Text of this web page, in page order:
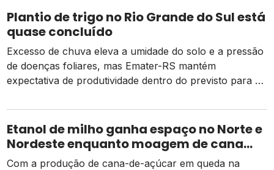
Plantio de trigo no Rio Grande do Sul está
quase concluído
Excesso de chuva eleva a umidade do solo e a pressão
de doenças foliares, mas Emater-RS mantém
expectativa de produtividade dentro do previsto para a
Etanol de milho ganha espaço no Norte e
Nordeste enquanto moagem de cana
recua e tarifa dos EUA pressiona usinas
Com a produção de cana-de-açúcar em queda na